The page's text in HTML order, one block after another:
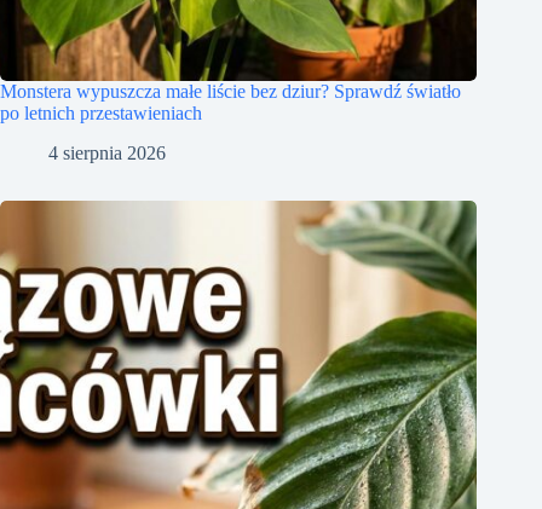
Monstera wypuszcza małe liście bez dziur? Sprawdź światło
po letnich przestawieniach
4 sierpnia 2026